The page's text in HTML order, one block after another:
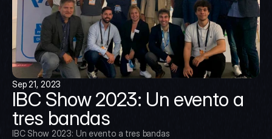
Sep 21, 2023
IBC Show 2023: Un evento a
tres bandas
IBC Show 2023: Un evento a tres bandas